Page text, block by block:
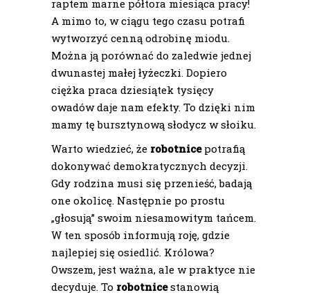
raptem marne półtora miesiąca pracy!
A mimo to, w ciągu tego czasu potrafi
wytworzyć cenną odrobinę miodu.
Można ją porównać do zaledwie jednej
dwunastej małej łyżeczki. Dopiero
ciężka praca dziesiątek tysięcy
owadów daje nam efekty. To dzięki nim
mamy tę bursztynową słodycz w słoiku.
Warto wiedzieć, że robotnicepotrafią
dokonywać demokratycznych decyzji.
Gdy rodzina musi się przenieść, badają
one okolicę. Następnie po prostu
„głosują” swoim niesamowitym tańcem.
W ten sposób informują roję, gdzie
najlepiej się osiedlić. Królowa?
Owszem, jest ważna, ale w praktyce nie
decyduje. To robotnicestanowią